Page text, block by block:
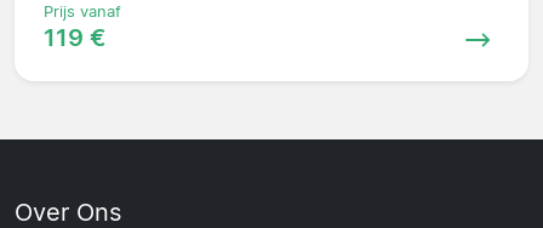
Prijs vanaf
119 €
Over Ons